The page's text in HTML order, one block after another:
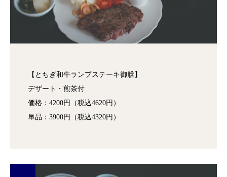
【とちぎ和牛ランプステーキ御膳】
デザート・煎茶付
価格：4200円（税込4620円）
単品：3900円（税込4320円）